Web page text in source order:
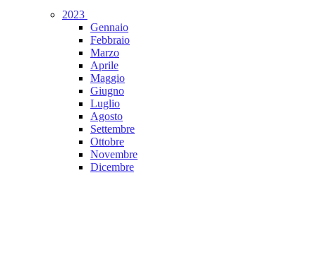
2023
Gennaio
Febbraio
Marzo
Aprile
Maggio
Giugno
Luglio
Agosto
Settembre
Ottobre
Novembre
Dicembre